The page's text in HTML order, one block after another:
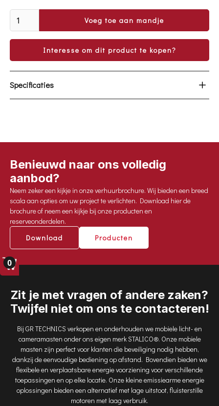
Interesse om dit product te kopen?
Specificaties
LAADSTROOM: 210A
TYPE 10000: 40KWH
SOLAR AANSLUITING: MAX. 4800 WP
OUTPUT: 30KVA / 24KW
INPUT: 125A 5P / 16A 3P
LAADSTROOM: 420A
TYPE 10000: 57KWH
SOLAR AANSLUITING: MAX. 4800 WP
OUTPUT: 30KVA / 24KW
INPUT: 125A 5P / 16A 3P
0
Benieuwd naar ons volledig
aanbod?
Neem zeker een kijkje in onze verhuurbrochure. Wij bieden een breed
scala aan opties om uw project te verlichten. Download hier de
brochure of neem een kijkje bij onze producten en
reserveonderdelen.
Download
Producten
Zit je met vragen of andere zaken?
Twijfel niet om ons te contacteren!
Bij GR TECHNICS verkopen en onderhouden we mobiele licht- en
cameramasten onder ons eigen merk STALICO®. Onze mobiele
masten zijn perfect voor klanten die beveiliging nodig hebben,
dankzij de eenvoudige bediening op afstand. Bovendien bieden we
flexibele en verplaatsbare energie voorziening voor verschillende
toepassingen en op elke locatie. Onze kleine emissiearme energie
oplossingen bieden een alternatief met lage uitstoot, fluisterstille
motoren met laag verbruik.